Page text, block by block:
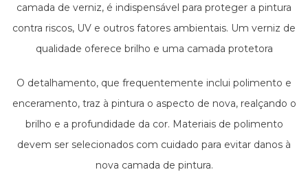
camada de verniz, é indispensável para proteger a pintura
contra riscos, UV e outros fatores ambientais. Um verniz de
qualidade oferece brilho e uma camada protetora
O detalhamento, que frequentemente inclui polimento e
enceramento, traz à pintura o aspecto de nova, realçando o
brilho e a profundidade da cor. Materiais de polimento
devem ser selecionados com cuidado para evitar danos à
nova camada de pintura.